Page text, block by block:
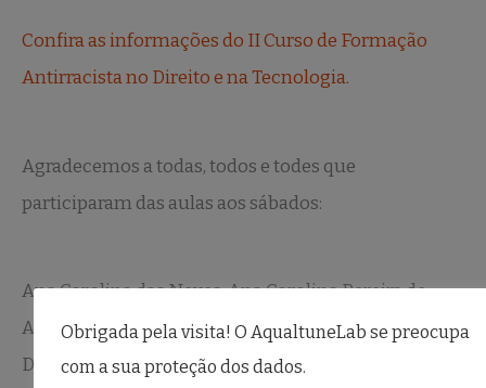
Confira as informações do II Curso de Formação
Antirracista no Direito e na Tecnologia.
Agradecemos a todas, todos e todes que
participaram das aulas aos sábados:
Ana Carolina das Neves, Ana Carolina Pereira de
Amorim, Ana Paula Almeida, Anita Machado,
Dandara Amazzi Lucas Pinho, Jalile Oliveira Derze,
Obrigada pela visita! O AqualtuneLab se preocupa
com a sua proteção dos dados.